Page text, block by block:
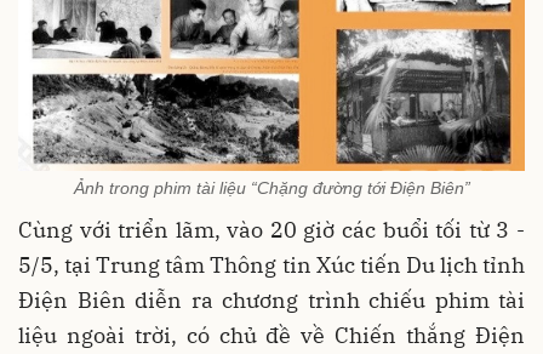
Ảnh trong phim tài liệu “Chặng đường tới Điện Biên”
Cùng với triển lãm, vào 20 giờ các buổi tối từ 3 -
5/5, tại Trung tâm Thông tin Xúc tiến Du lịch tỉnh
Điện Biên diễn ra chương trình chiếu phim tài
liệu ngoài trời, có chủ đề về Chiến thắng Điện